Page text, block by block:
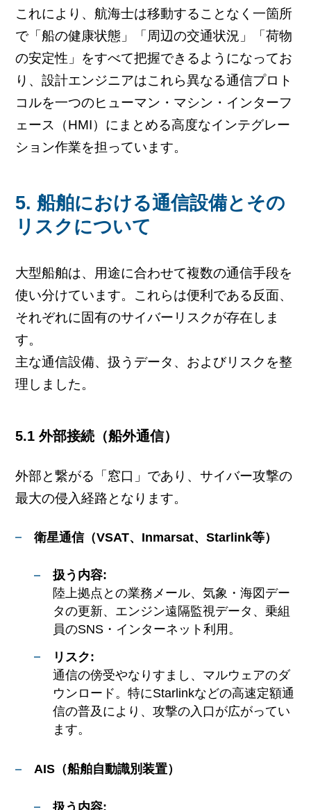
これにより、航海士は移動することなく一箇所
で「船の健康状態」「周辺の交通状況」「荷物
の安定性」をすべて把握できるようになってお
り、設計エンジニアはこれら異なる通信プロト
コルを一つのヒューマン・マシン・インターフ
ェース（HMI）にまとめる高度なインテグレー
ション作業を担っています。
5. 船舶における通信設備とその
リスクについて
大型船舶は、用途に合わせて複数の通信手段を
使い分けています。これらは便利である反面、
それぞれに固有のサイバーリスクが存在しま
す。
主な通信設備、扱うデータ、およびリスクを整
理しました。
5.1 外部接続（船外通信）
外部と繋がる「窓口」であり、サイバー攻撃の
最大の侵入経路となります。
衛星通信（VSAT、Inmarsat、Starlink等）
扱う内容:
陸上拠点との業務メール、気象・海図デー
タの更新、エンジン遠隔監視データ、乗組
員のSNS・インターネット利用。
リスク:
通信の傍受やなりすまし、マルウェアのダ
ウンロード。特にStarlinkなどの高速定額通
信の普及により、攻撃の入口が広がってい
ます。
AIS（船舶自動識別装置）
扱う内容: